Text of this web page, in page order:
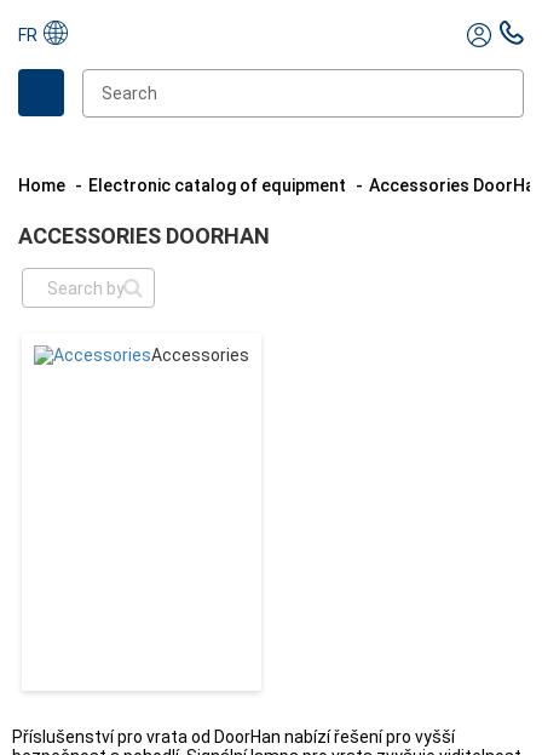
FR
Home Electronic catalog of equipment Accessories
ACCESSORIES DOORHAN
Accessories
Příslušenství pro vrata od DoorHan nabízí řešení pro vyšší